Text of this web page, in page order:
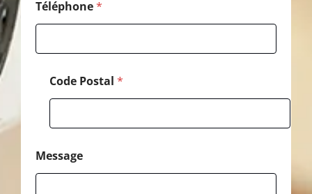
Téléphone*
Code Postal *
Message